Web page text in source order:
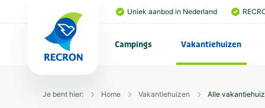
Uniek aanbod in Nederland
Campings Vakantiehuizen
Je bent hier: Home Vakantiehuizen Alle